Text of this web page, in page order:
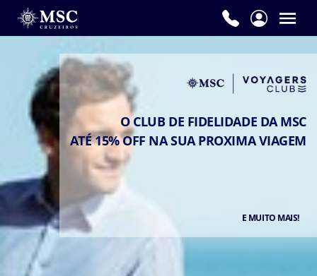
O CLUB DE FIDELIDADE DA MSC
ATÉ 15% OFF NA SUA PROXIMA VIAGEM
E MUITO MAIS!